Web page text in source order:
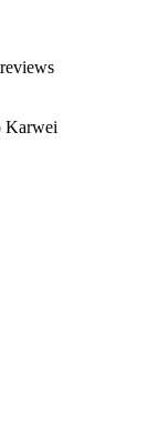
Karwei